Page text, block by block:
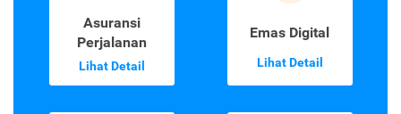
Asuransi
Perjalanan
Lihat Detail
Emas Digital
Lihat Detail